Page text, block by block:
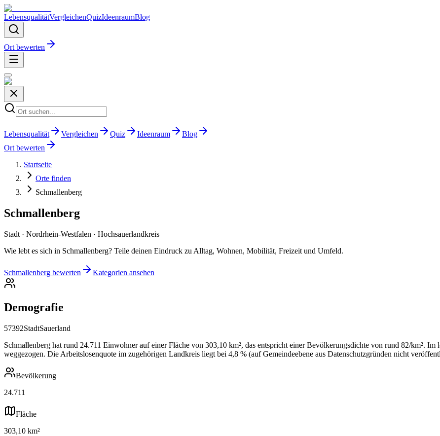
LebensqualitätVergleichenQuizIdeenraumBlog
Ort bewerten
Lebensqualität Vergleichen Quiz Ideenraum
Blog
Ort bewerten
Startseite
Orte finden
Schmallenberg
Schmallenberg
Stadt · Nordrhein-Westfalen · Hochsauerlandkreis
Wie lebt es sich in Schmallenberg? Teile deinen Eindruck zu Alltag, Wohnen, Mobilität, Freizeit und Umfeld.
Schmallenberg bewerten Kategorien ansehen
Demografie
57392StadtSauerland
Schmallenberg hat rund 24.711 Einwohner auf einer Fläche von 303,10 km², das entspricht einer Bevölkerungsdichte von rund 82/km². Im
weggezogen. Die Arbeitslosenquote im zugehörigen Landkreis liegt bei 4,8 % (auf Gemeindeebene aus Datenschutzgründen nicht
Bevölkerung
24.711
Fläche
303,10 km²